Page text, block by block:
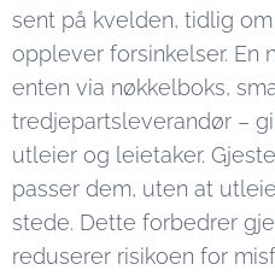
sent på kvelden, tidlig
opplever forsinkelser. En
enten via nøkkelboks,
tredjepartsleverandør –
utleier og leietaker.
passer dem, uten at
stede. Dette forbedrer
reduserer risikoen for